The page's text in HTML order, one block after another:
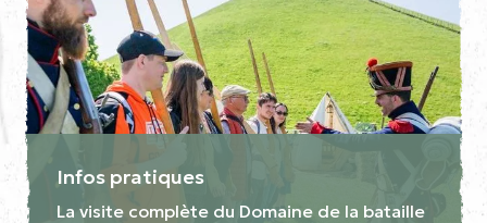
Infos pratiques
La visite complète du Domaine de la bataille